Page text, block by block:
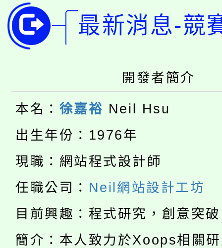
局官網。
開!
115年桃園市運動會8/
視費優惠，中低收入戶
半價優惠，詳情可洽有
者。
大園自造教育及科技
份教師增能研習
大溪自造教育及科技中
份教師研習
淨零綠生活教案入校路
會
115年食農教育專業人
程
場熱烈登場!
YOUNG桃局內行報名
最新消息-競
開發者簡介
本名： 徐嘉裕 Neil Hsu
出生年份：1976年
現職：網站程式設計師
任職公司： Neil網站設計工坊
目前興趣：程式研究，創意突
簡介：本人致力於Xoops相關